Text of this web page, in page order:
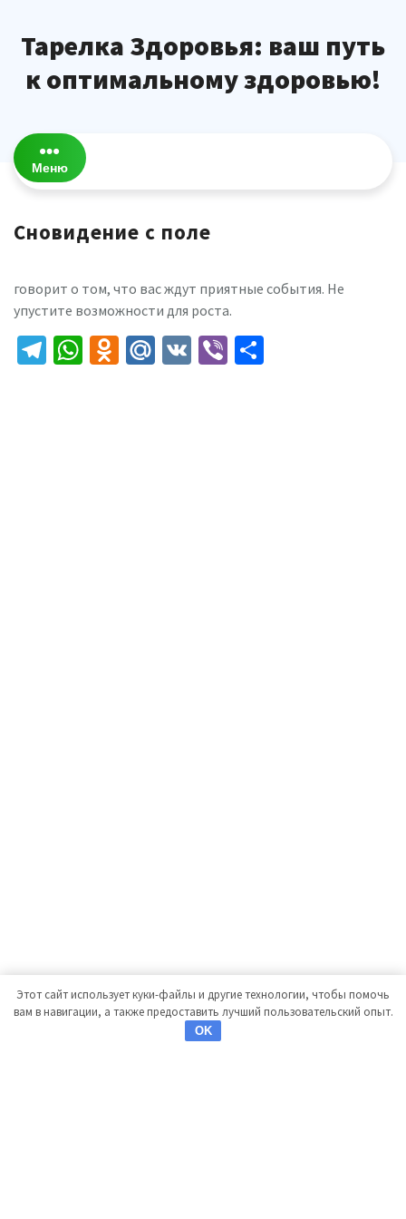
содержимому
Тарелка Здоровья: ваш путь
к оптимальному здоровью!
Меню
Сновидение с поле
говорит о том, что вас ждут приятные события. Не
упустите возможности для роста.
Telegram
WhatsApp
Odnoklassniki
Mail.Ru
VK Viber
Этот сайт использует куки-файлы и другие технологии, чтобы помочь
вам в навигации, а также предоставить лучший пользовательский опыт.
OK